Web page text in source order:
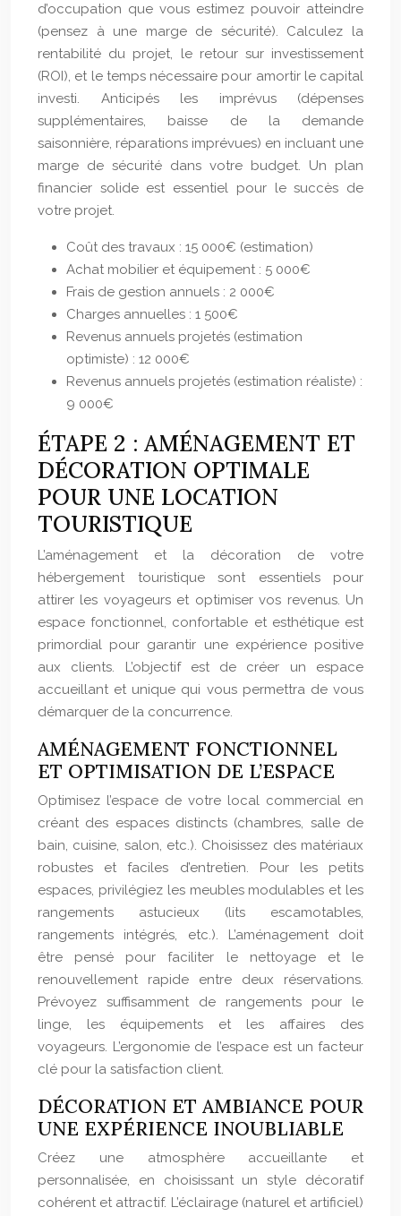
d’occupation que vous estimez pouvoir atteindre
(pensez à une marge de sécurité). Calculez la
rentabilité du projet, le retour sur investissement
(ROI), et le temps nécessaire pour amortir le capital
investi. Anticipés les imprévus (dépenses
supplémentaires, baisse de la demande
saisonnière, réparations imprévues) en incluant une
marge de sécurité dans votre budget. Un plan
financier solide est essentiel pour le succès de
votre projet.
Coût des travaux : 15 000€ (estimation)
Achat mobilier et équipement : 5 000€
Frais de gestion annuels : 2 000€
Charges annuelles : 1 500€
Revenus annuels projetés (estimation
optimiste) : 12 000€
Revenus annuels projetés (estimation réaliste) :
9 000€
ÉTAPE 2 : AMÉNAGEMENT ET
DÉCORATION OPTIMALE
POUR UNE LOCATION
TOURISTIQUE
L’aménagement et la décoration de votre
hébergement touristique sont essentiels pour
attirer les voyageurs et optimiser vos revenus. Un
espace fonctionnel, confortable et esthétique est
primordial pour garantir une expérience positive
aux clients. L’objectif est de créer un espace
accueillant et unique qui vous permettra de vous
démarquer de la concurrence.
AMÉNAGEMENT FONCTIONNEL
ET OPTIMISATION DE L’ESPACE
Optimisez l’espace de votre local commercial en
créant des espaces distincts (chambres, salle de
bain, cuisine, salon, etc.). Choisissez des matériaux
robustes et faciles d’entretien. Pour les petits
espaces, privilégiez les meubles modulables et les
rangements astucieux (lits escamotables,
rangements intégrés, etc.). L’aménagement doit
être pensé pour faciliter le nettoyage et le
renouvellement rapide entre deux réservations.
Prévoyez suffisamment de rangements pour le
linge, les équipements et les affaires des
voyageurs. L’ergonomie de l’espace est un facteur
clé pour la satisfaction client.
DÉCORATION ET AMBIANCE POUR
UNE EXPÉRIENCE INOUBLIABLE
Créez une atmosphère accueillante et
personnalisée, en choisissant un style décoratif
cohérent et attractif. L’éclairage (naturel et artificiel)